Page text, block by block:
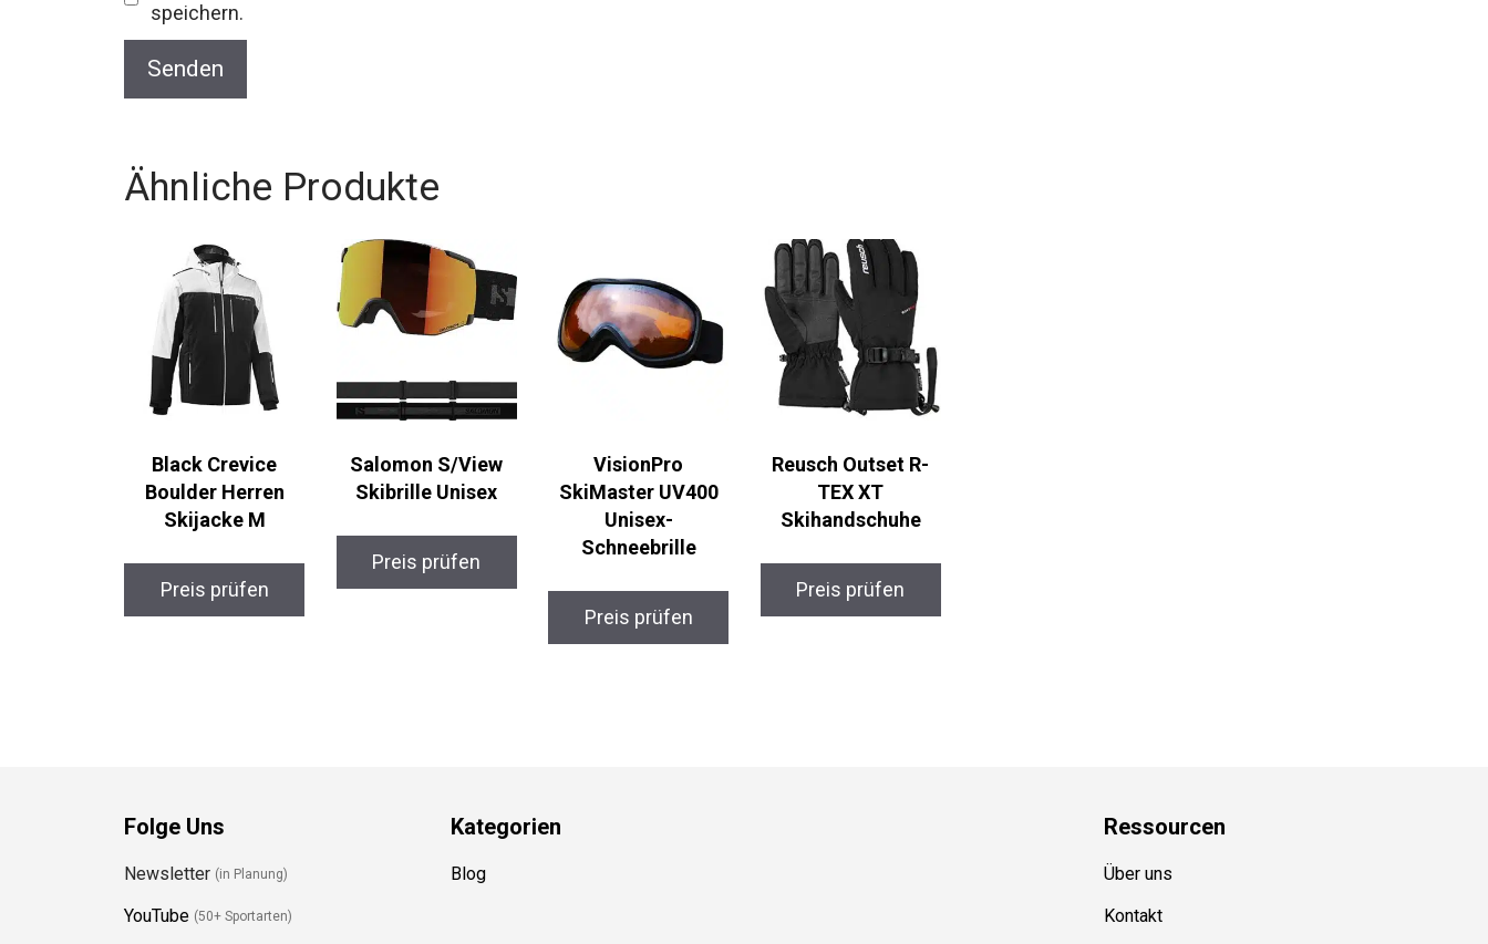
speichern.
Ähnliche Produkte
Black Crevice
Boulder Herren
Skijacke M
Preis prüfen
Salomon S/View
Skibrille Unisex
Preis prüfen
VisionPro
SkiMaster UV400
Unisex-
Schneebrille
Preis prüfen
Reusch Outset R-
TEX XT
Skihandschuhe
Preis prüfen
Folge Uns
Newsletter (in Planung)
YouTube (50+ Sportarten)
Kategorien
Blog
Ressourcen
Über uns
Kontakt